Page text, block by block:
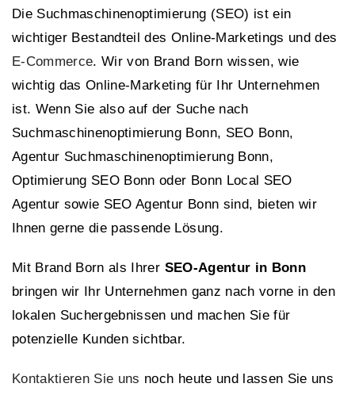
Die Suchmaschinenoptimierung (SEO) ist ein
wichtiger Bestandteil des Online-Marketings und des
E-Commerce. Wir von Brand Born wissen, wie
wichtig das Online-Marketing für Ihr Unternehmen
ist. Wenn Sie also auf der Suche nach
Suchmaschinenoptimierung Bonn, SEO Bonn,
Agentur Suchmaschinenoptimierung Bonn,
Optimierung SEO Bonn oder Bonn Local SEO
Agentur sowie SEO Agentur Bonn sind, bieten wir
Ihnen gerne die passende Lösung.
Mit Brand Born als Ihrer SEO-Agentur in Bonn
bringen wir Ihr Unternehmen ganz nach vorne in den
lokalen Suchergebnissen und machen Sie für
potenzielle Kunden sichtbar.
Kontaktieren Sie uns noch heute und lassen Sie uns